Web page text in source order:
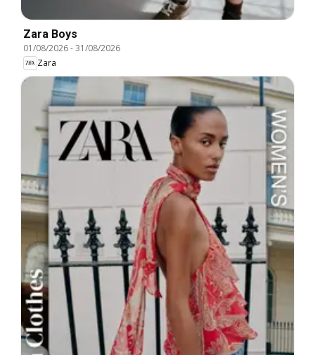
Zara Boys
01/08/2026-31/08/2026
Zara